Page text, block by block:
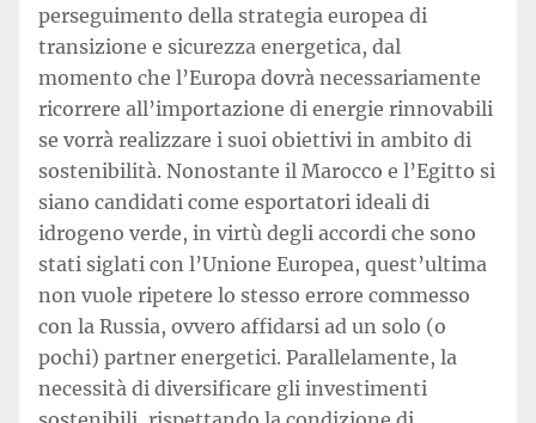
perseguimento della strategia europea di
transizione e sicurezza energetica, dal
momento che l’Europa dovrà necessariamente
ricorrere all’importazione di energie rinnovabili
se vorrà realizzare i suoi obiettivi in ambito di
sostenibilità. Nonostante il Marocco e l’Egitto si
siano candidati come esportatori ideali di
idrogeno verde, in virtù degli accordi che sono
stati siglati con l’Unione Europea, quest’ultima
non vuole ripetere lo stesso errore commesso
con la Russia, ovvero affidarsi ad un solo (o
pochi) partner energetici. Parallelamente, la
necessità di diversificare gli investimenti